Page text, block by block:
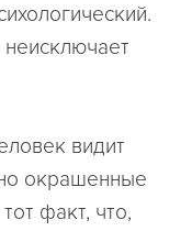
видит
окрашенные
факт, что,